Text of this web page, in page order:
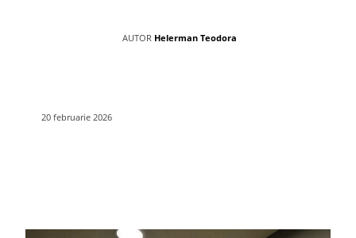
AUTOR Helerman Teodora
20 februarie 2026